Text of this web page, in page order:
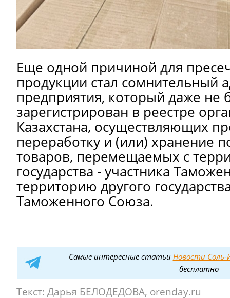
Еще одной причиной для
продукции стал сомнительный
предприятия, который даже не
зарегистрирован в реестре
Казахстана, осуществляющих
переработку и (или) хранение
товаров, перемещаемых с
государства - участника
территорию другого
Таможенного Союза.
Самые интересные статьи Новости Соль-
бесплатно
Текст: Дарья БЕЛОДЕДОВА, orenday.ru